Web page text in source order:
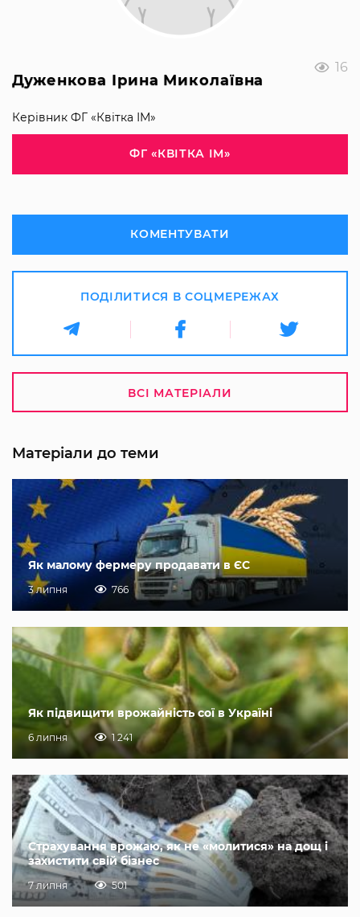
16
Дуженкова Ірина Миколаївна
Керівник ФГ «Квітка ІМ»
ФГ «КВІТКА ІМ»
КОМЕНТУВАТИ
ПОДІЛИТИСЯ В СОЦМЕРЕЖАХ
ВСІ МАТЕРІАЛИ
Матеріали до теми
Як малому фермеру продавати в ЄС
3 липня 766
Як підвищити врожайність сої в Україні
6 липня 1 241
Страхування врожаю, як не «молитися» на дощ і
захистити свій бізнес
7 липня 501